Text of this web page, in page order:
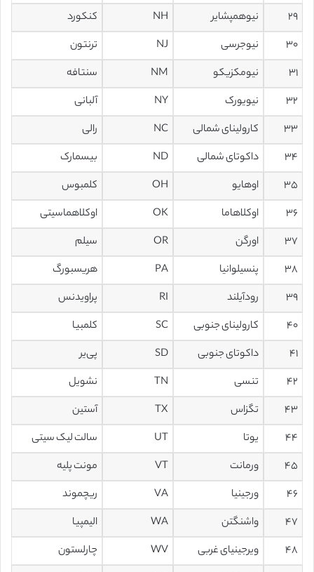
۲۹ نیوهمپشایر NH
کنکورد
۳۰
نیوجرسی NJ
ترنتون
۳۱
نیومکزیکو NM
سنتافه
۳۲
نیویورک NY
آلبانی
۳۳
کارولینای شمالی NC
رالی
۳۴
داکوتای شمالی ND
بیسمارک
۳۵
اوهایو OH
کلمبوس
۳۶
اوکلاهاما OK
اوکلاهماسیتی
۳۷
اورگن OR
سیلم
۳۸
پنسیلوانیا PA
هریسبورگ
۳۹
رودآیلند RI
پراویدنس
۴۰
کارولینای جنوبی SC
کلمبیا
۴۱
داکوتای جنوبی SD
پی‌یر
۴۲
تنسی TN
نشویل
۴۳
تگزاس TX
آستین
۴۴
یوتا UT
سالت لیک سیتی
۴۵
ورمانت VT
مونت پلیه
۴۶
ورجینیا VA
ریچموند
۴۷
واشنگتن WA
الیمپیا
۴۸
ویرجینیای غربی WV
چارلستون